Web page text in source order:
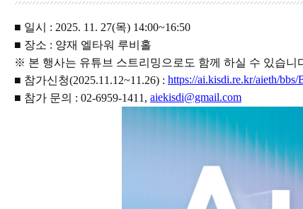
■ 일시 : 2025. 11. 27(목) 14:00~16:50
■ 장소 : 양재 엘타워 루비홀
※ 본 행사는 유튜브 스트리밍으로도 함께 하실 수 있습니
■ 참가신청(2025.11.12~11.26) : https://ai.kisdi.re.kr/aieth/
■ 참가 문의 : 02-6959-1411, aiekisdi@gmail.com